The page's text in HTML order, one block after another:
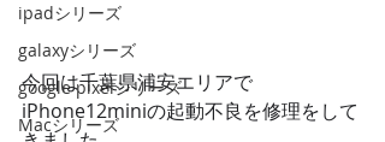
ipadシリーズ
galaxyシリーズ
google pixelシリーズ
Macシリーズ
今回は千葉県浦安エリアで
iPhone12miniの起動不良を修理をして